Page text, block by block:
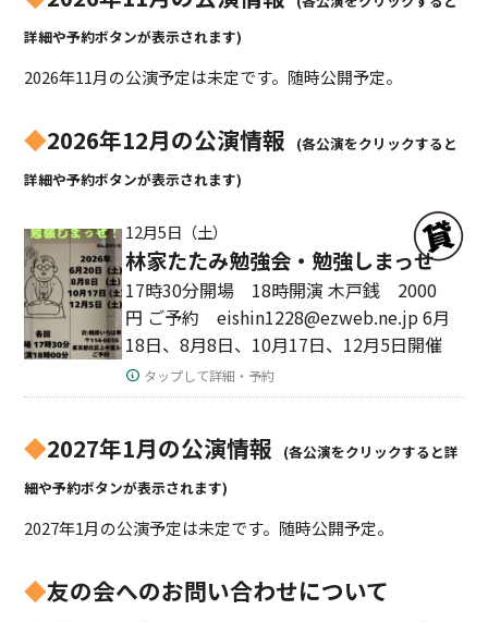
詳細や予約ボタンが表示されます)
2026年11月の公演予定は未定です。随時公開予定。
◆2026年12月の公演情報
(各公演をクリックすると
詳細や予約ボタンが表示されます)
12月5日（土）
林家たたみ勉強会・勉強しまっせ
17時30分開場 18時開演 木戸銭 2000
円 ご予約 eishin1228@ezweb.ne.jp 6月
18日、8月8日、10月17日、12月5日開催
タップして詳細・予約
◆2027年1月の公演情報
(各公演をクリックすると詳
細や予約ボタンが表示されます)
2027年1月の公演予定は未定です。随時公開予定。
◆友の会へのお問い合わせについて